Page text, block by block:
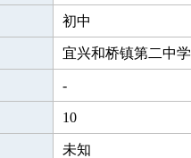
初中
宜兴和桥镇第二中学
-
10
未知